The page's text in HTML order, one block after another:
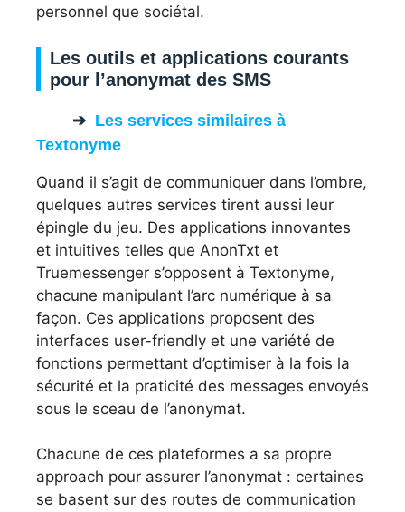
personnel que sociétal.
Les outils et applications courants
pour l’anonymat des SMS
Les services similaires à
Textonyme
Quand il s’agit de communiquer dans l’ombre,
quelques autres services tirent aussi leur
épingle du jeu. Des applications innovantes
et intuitives telles que AnonTxt et
Truemessenger s’opposent à Textonyme,
chacune manipulant l’arc numérique à sa
façon. Ces applications proposent des
interfaces user-friendly et une variété de
fonctions permettant d’optimiser à la fois la
sécurité et la praticité des messages envoyés
sous le sceau de l’anonymat.
Chacune de ces plateformes a sa propre
approach pour assurer l’anonymat : certaines
se basent sur des routes de communication